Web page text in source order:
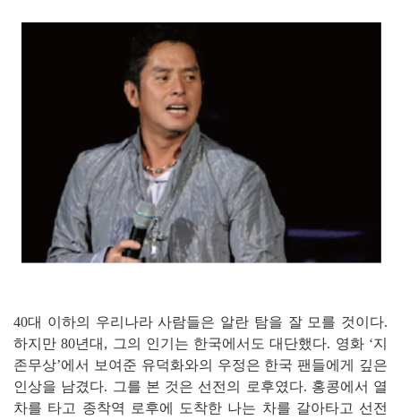
40대 이하의 우리나라 사람들은 알란 탐을 잘 모를 것이다.
하지만 80년대, 그의 인기는 한국에서도 대단했다. 영화 ‘지
존무상’에서 보여준 유덕화와의 우정은 한국 팬들에게 깊은
인상을 남겼다. 그를 본 것은 선전의 로후였다. 홍콩에서 열
차를 타고 종착역 로후에 도착한 나는 차를 갈아타고 선전